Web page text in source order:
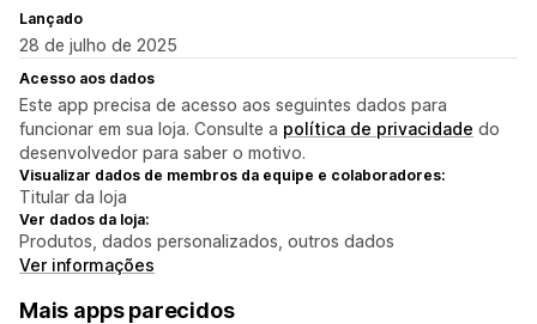
Lançado
28 de julho de 2025
Acesso aos dados
Este app precisa de acesso aos seguintes dados para
funcionar em sua loja. Consulte a política de privacidade do
desenvolvedor para saber o motivo.
Visualizar dados de membros da equipe e colaboradores:
Titular da loja
Ver dados da loja:
Produtos, dados personalizados, outros dados
Ver informações
Mais apps parecidos